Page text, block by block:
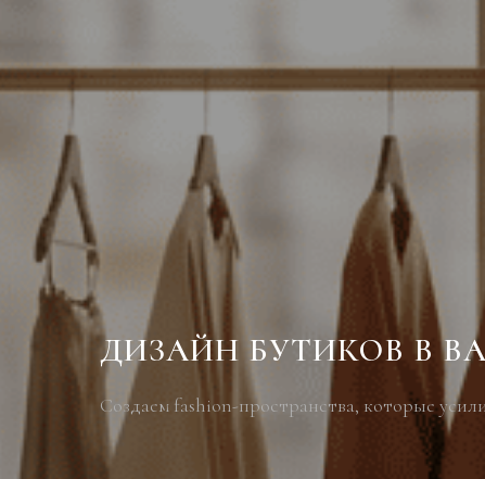
ДИЗАЙН БУТИКОВ В
Создаем fashion-пространства, которые